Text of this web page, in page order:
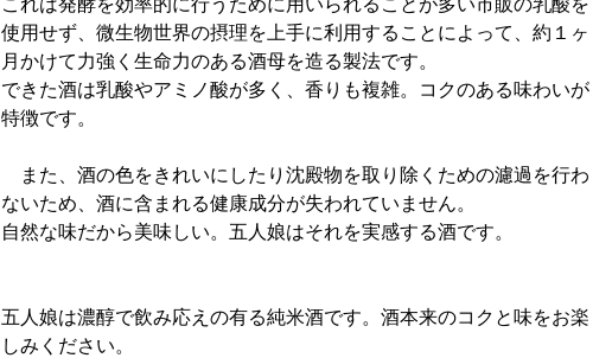
使用せず、微生物世界の摂理を上手に利用することによって、約１ヶ
月かけて力強く生命力のある酒母を造る製法です。
できた酒は乳酸やアミノ酸が多く、香りも複雑。コクのある味わいが
特徴です。
また、酒の色をきれいにしたり沈殿物を取り除くための濾過を行わ
ないため、酒に含まれる健康成分が失われていません。
自然な味だから美味しい。五人娘はそれを実感する酒です。
五人娘は濃醇で飲み応えの有る純米酒です。酒本来のコクと味をお楽
しみください。